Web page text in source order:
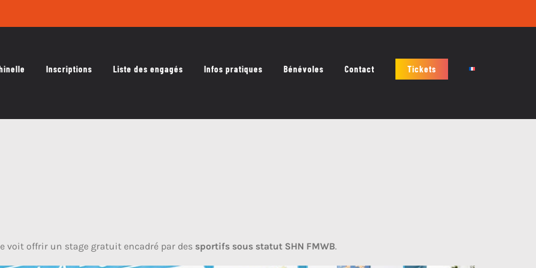
Inscriptions Liste des engagés Infos pratiques Bénévoles Contact Tickets
voit offrir un stage gratuit encadré par des sportifs sous statut SHN FMWB.